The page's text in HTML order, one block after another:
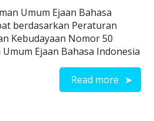
Umum Ejaan Bahasa
berdasarkan Peraturan
Kebudayaan Nomor 50
Ejaan Bahasa Indonesia
Read more